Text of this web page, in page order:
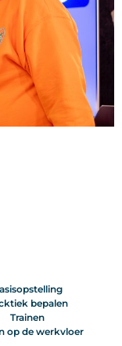
bepalen
Trainen
op de werkvloer